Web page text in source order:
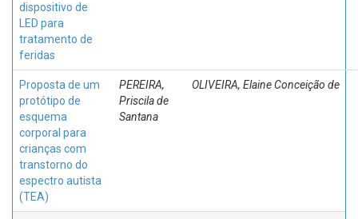
dispositivo de
LED para
tratamento de
feridas
Proposta de um
protótipo de
esquema
corporal para
crianças com
transtorno do
espectro autista
(TEA)
PEREIRA,
Priscila de
Santana
OLIVEIRA, Elaine Conceição de